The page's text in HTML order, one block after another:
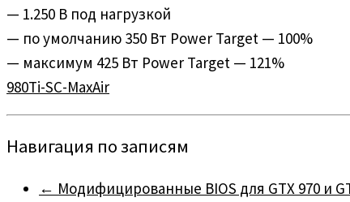
— 1.250 В под нагрузкой
— по умолчанию 350 Вт Power Target — 100%
— максимум 425 Вт Power Target — 121%
980Ti-SC-MaxAir
Навигация по записям
← Модифицированные BIOS для GTX 970 и